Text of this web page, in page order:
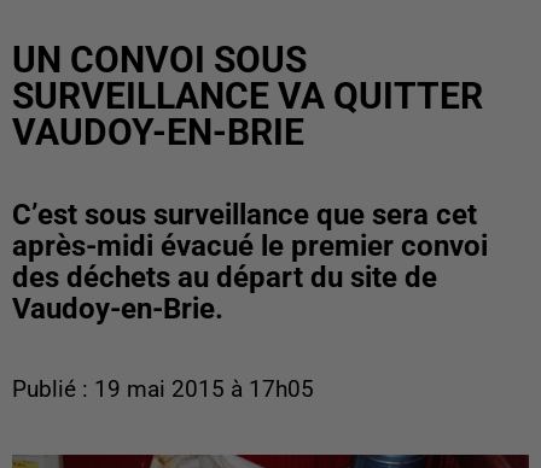
UN CONVOI SOUS
SURVEILLANCE VA QUITTER
VAUDOY-EN-BRIE
C’est sous surveillance que sera cet
après-midi évacué le premier convoi
des déchets au départ du site de
Vaudoy-en-Brie.
Publié : 19 mai 2015 à 17h05